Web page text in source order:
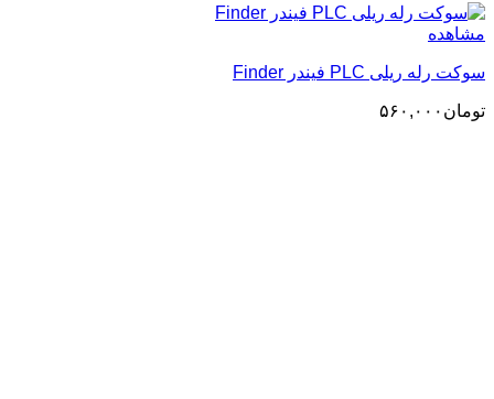
مشاهده
سوکت رله ریلی PLC فیندر Finder
تومان ۵۶۰,۰۰۰